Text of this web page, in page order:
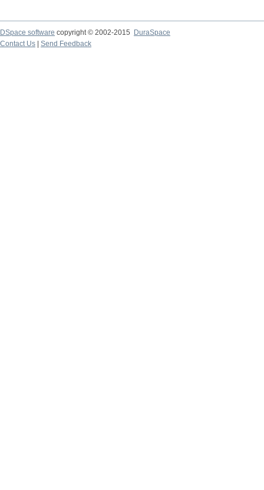
DSpace software copyright © 2002-2015
DuraSpace
Contact Us
Send Feedback